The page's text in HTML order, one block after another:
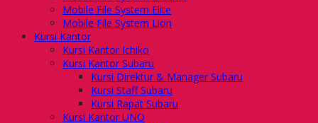
Mobile File System Elite
Mobile File System Lion
Kursi Kantor
Kursi Kantor Ichiko
Kursi Kantor Subaru
Kursi Direktur & Manager Subaru
Kursi Staff Subaru
Kursi Rapat Subaru
Kursi Kantor UNO